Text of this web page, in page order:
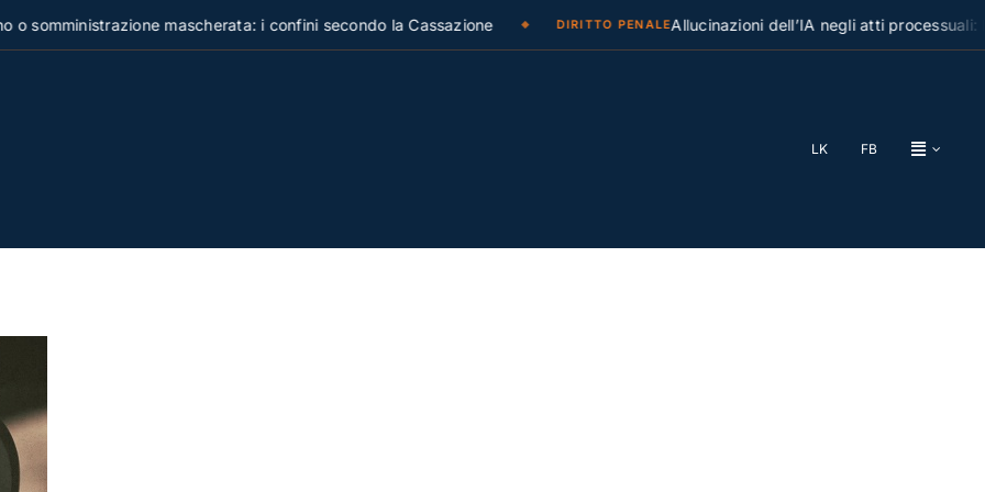
mascherata: i confini secondo la Cassazione DIRITTO PENALEAllucinazioni dell’IA negli atti processuali: la
LK FB